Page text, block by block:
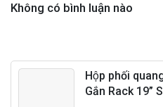
Không có bình luận nào
Hộp phối
Gắn Rack 19”